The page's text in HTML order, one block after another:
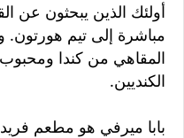
أولئك الذين يبحثون عن
مباشرة إلى تيم
المقاهي من كندا
الكنديين.
بابا ميرفي هو مطعم فريد